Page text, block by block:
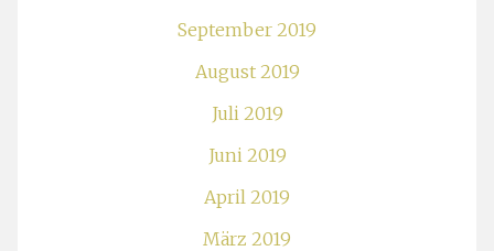
September 2019
August 2019
Juli 2019
Juni 2019
April 2019
März 2019